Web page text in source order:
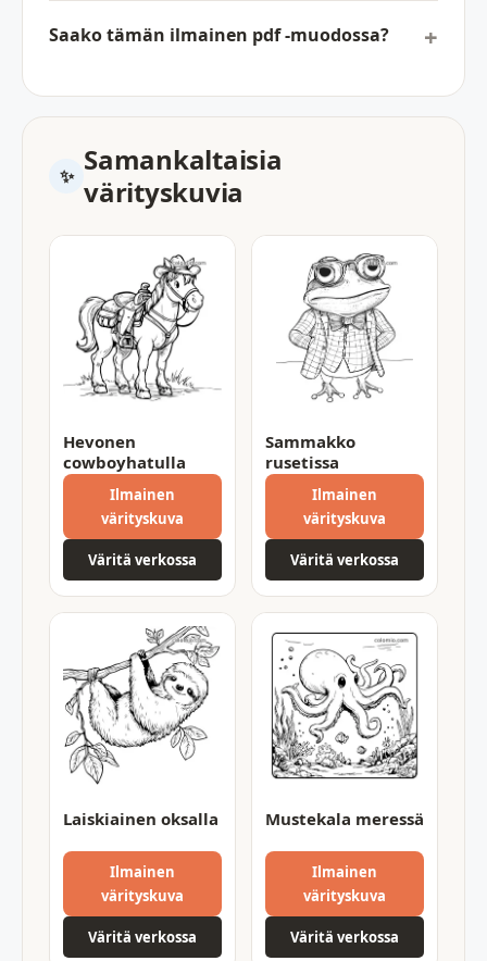
Saako tämän ilmainen pdf -muodossa?
Samankaltaisia
värityskuvia
Hevonen
cowboyhatulla
Ilmainen
värityskuva
Väritä verkossa
Sammakko
rusetissa
Ilmainen
värityskuva
Väritä verkossa
Laiskiainen oksalla
Ilmainen
värityskuva
Väritä verkossa
Mustekala meressä
Ilmainen
värityskuva
Väritä verkossa